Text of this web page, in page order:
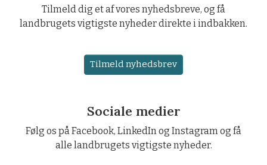
Tilmeld dig et af vores nyhedsbreve, og få
landbrugets vigtigste nyheder direkte i indbakken.
Tilmeld nyhedsbrev
Sociale medier
Følg os på Facebook, LinkedIn og Instagram og få
alle landbrugets vigtigste nyheder.